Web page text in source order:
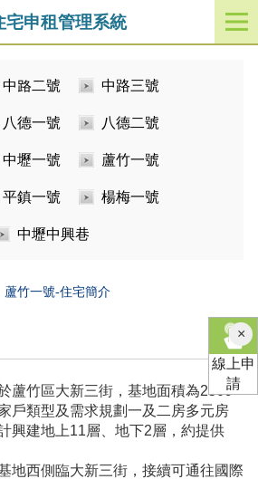
宅申租管理系統
開
啟
中路二號 中路三號
八德一號 八德二號
中壢一號 蘆竹一號
平鎮一號 楊梅一號
中壢中興巷
蘆竹一號-住宅簡介
蘆竹區大新三街，基地面積為2509
戶類型及需求規劃一及二房多元房
興建地上11層、地下2層，約提供
地西側臨大新三街，接續可通往國際
×關
閉
線上申
請